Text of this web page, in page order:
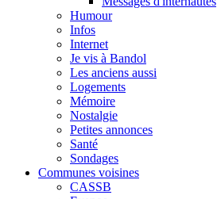
Humour
Infos
Internet
Je vis à Bandol
Les anciens aussi
Logements
Mémoire
Nostalgie
Petites annonces
Santé
Sondages
Communes voisines
CASSB